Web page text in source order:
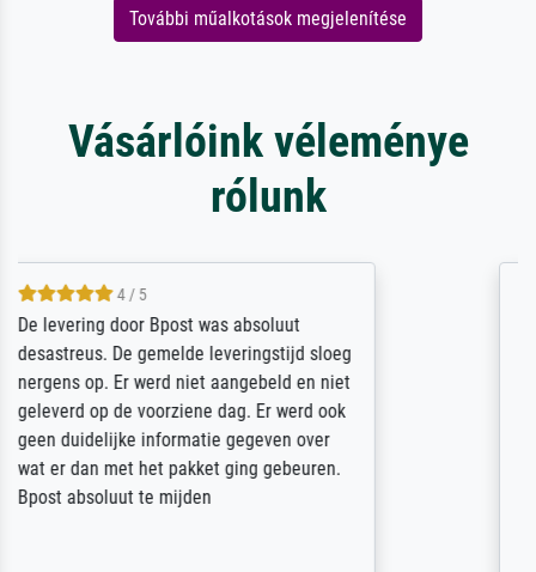
További műalkotások megjelenítése
Vásárlóink véleménye
rólunk
Sehr gute Qualität des Leinwanddrucks und
des Rahmens! Unser Bild wurde sehr
sorgfältig und sicher verpackt, so dass es
unbeschadet bei uns ankam. Es wird nicht
unser letzter Meisterdruck sein. Vielen
Dank!